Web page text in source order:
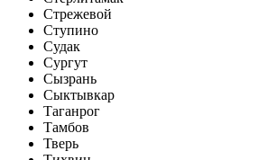
Стрежевой
Ступино
Судак
Сургут
Сызрань
Сыктывкар
Таганрог
Тамбов
Тверь